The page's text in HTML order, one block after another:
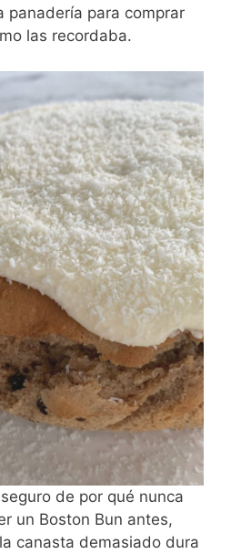
panadería para comprar
las recordaba.
de por qué nunca
un Boston Bun antes,
canasta demasiado dura